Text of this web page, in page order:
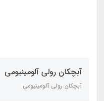
آبچکان رولی آلومینیومی
آبچکان رولی آلومینیومی